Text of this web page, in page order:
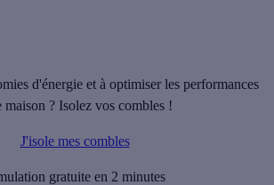
d'énergie et à optimiser les performances
maison ? Isolez vos combles !
J'isole mes combles
gratuite en 2 minutes